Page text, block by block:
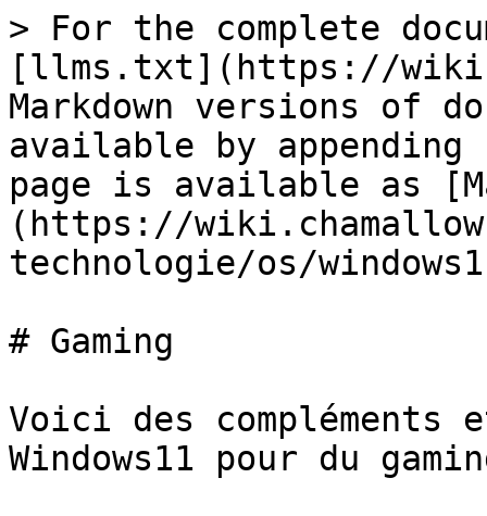
> For the complete
[llms.txt](https://
Markdown versions of
available by
page is available as
(https://
technologie/os/
# Gaming
Voici des
Windows11 pour du